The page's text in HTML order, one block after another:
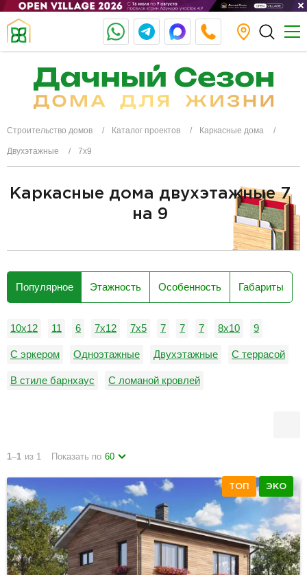
Строительство домов Каталог проектов Каркасные дома
Двухэтажные 7x9
Каркасные дома двухэтажные 7
на 9
Популярное Этажность Особенность Габариты
10x12 11 6 7x12 7x5 7 7 7 8х10 9
С эркером Одноэтажные Двухэтажные С террасой
В стиле барнхаус С ломаной кровлей
1–1 из 1 Показать по 60
ТОП ЭКО